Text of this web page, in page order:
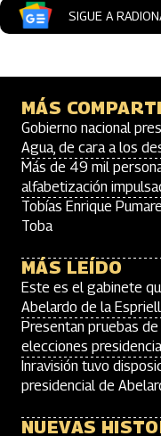
SIGUE A
MÁS
Gobierno nacional
Agua, de cara a los
Más de 49 mil
alfabetización
Tobías Enrique
Toba
MÁS LEÍDO
Este es el gabinete
Abelardo de la
Presentan pruebas
elecciones
Inravisión tuvo
presidencial de
NUEVAS